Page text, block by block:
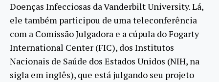
Doenças Infecciosas da Vanderbilt University. Lá,
ele também participou de uma teleconferência
com a Comissão Julgadora e a cúpula do Fogarty
International Center (FIC), dos Institutos
Nacionais de Saúde dos Estados Unidos (NIH, na
sigla em inglês), que está julgando seu projeto